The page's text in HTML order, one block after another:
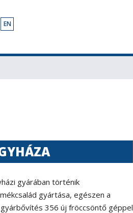
EN
gyárában történik
gyártása, egészen a
356 új fröccsöntő géppel